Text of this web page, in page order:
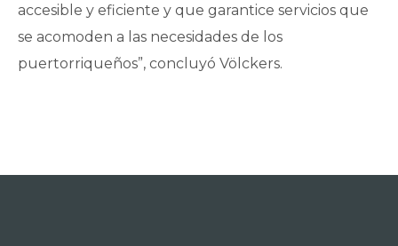
accesible y eficiente y que garantice servicios que
se acomoden a las necesidades de los
puertorriqueños”, concluyó Völckers.